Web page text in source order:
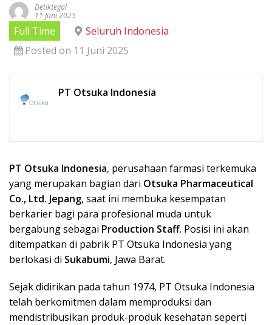
Detiktegal
11 Juni 2025
Full Time
Seluruh Indonesia
Posted on 11 Juni 2025
PT Otsuka Indonesia
PT Otsuka Indonesia, perusahaan farmasi terkemuka
yang merupakan bagian dari Otsuka Pharmaceutical
Co., Ltd. Jepang, saat ini membuka kesempatan
berkarier bagi para profesional muda untuk
bergabung sebagai Production Staff. Posisi ini akan
ditempatkan di pabrik PT Otsuka Indonesia yang
berlokasi di Sukabumi, Jawa Barat.
Sejak didirikan pada tahun 1974, PT Otsuka Indonesia
telah berkomitmen dalam memproduksi dan
mendistribusikan produk-produk kesehatan seperti